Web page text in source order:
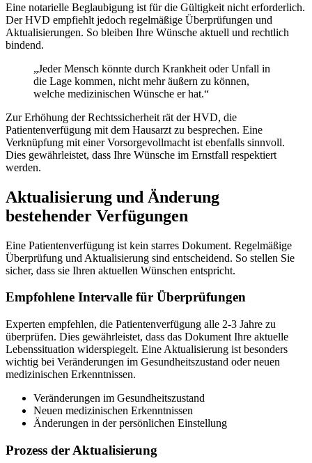
Eine notarielle Beglaubigung ist für die Gültigkeit nicht erforderlich.
Der HVD empfiehlt jedoch regelmäßige Überprüfungen und
Aktualisierungen. So bleiben Ihre Wünsche aktuell und rechtlich
bindend.
„Jeder Mensch könnte durch Krankheit oder Unfall in
die Lage kommen, nicht mehr äußern zu können,
welche medizinischen Wünsche er hat.“
Zur Erhöhung der Rechtssicherheit rät der HVD, die
Patientenverfügung mit dem Hausarzt zu besprechen. Eine
Verknüpfung mit einer Vorsorgevollmacht ist ebenfalls sinnvoll.
Dies gewährleistet, dass Ihre Wünsche im Ernstfall respektiert
werden.
Aktualisierung und Änderung
bestehender Verfügungen
Eine Patientenverfügung ist kein starres Dokument. Regelmäßige
Überprüfung und Aktualisierung sind entscheidend. So stellen Sie
sicher, dass sie Ihren aktuellen Wünschen entspricht.
Empfohlene Intervalle für Überprüfungen
Experten empfehlen, die Patientenverfügung alle 2-3 Jahre zu
überprüfen. Dies gewährleistet, dass das Dokument Ihre aktuelle
Lebenssituation widerspiegelt. Eine Aktualisierung ist besonders
wichtig bei Veränderungen im Gesundheitszustand oder neuen
medizinischen Erkenntnissen.
Veränderungen im Gesundheitszustand
Neuen medizinischen Erkenntnissen
Änderungen in der persönlichen Einstellung
Prozess der Aktualisierung